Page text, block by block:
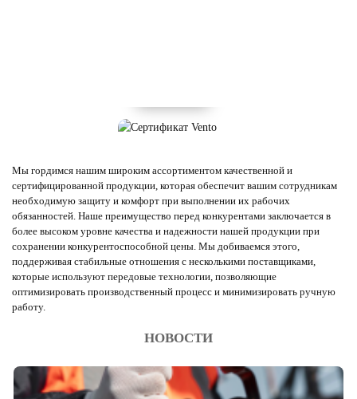
Мы гордимся нашим широким ассортиментом качественной и
сертифицированной продукции, которая обеспечит вашим сотрудникам
необходимую защиту и комфорт при выполнении их рабочих
обязанностей. Наше преимущество перед конкурентами заключается в
более высоком уровне качества и надежности нашей продукции при
сохранении конкурентоспособной цены. Мы добиваемся этого,
поддерживая стабильные отношения с несколькими поставщиками,
которые используют передовые технологии, позволяющие
оптимизировать производственный процесс и минимизировать ручную
работу.
НОВОСТИ